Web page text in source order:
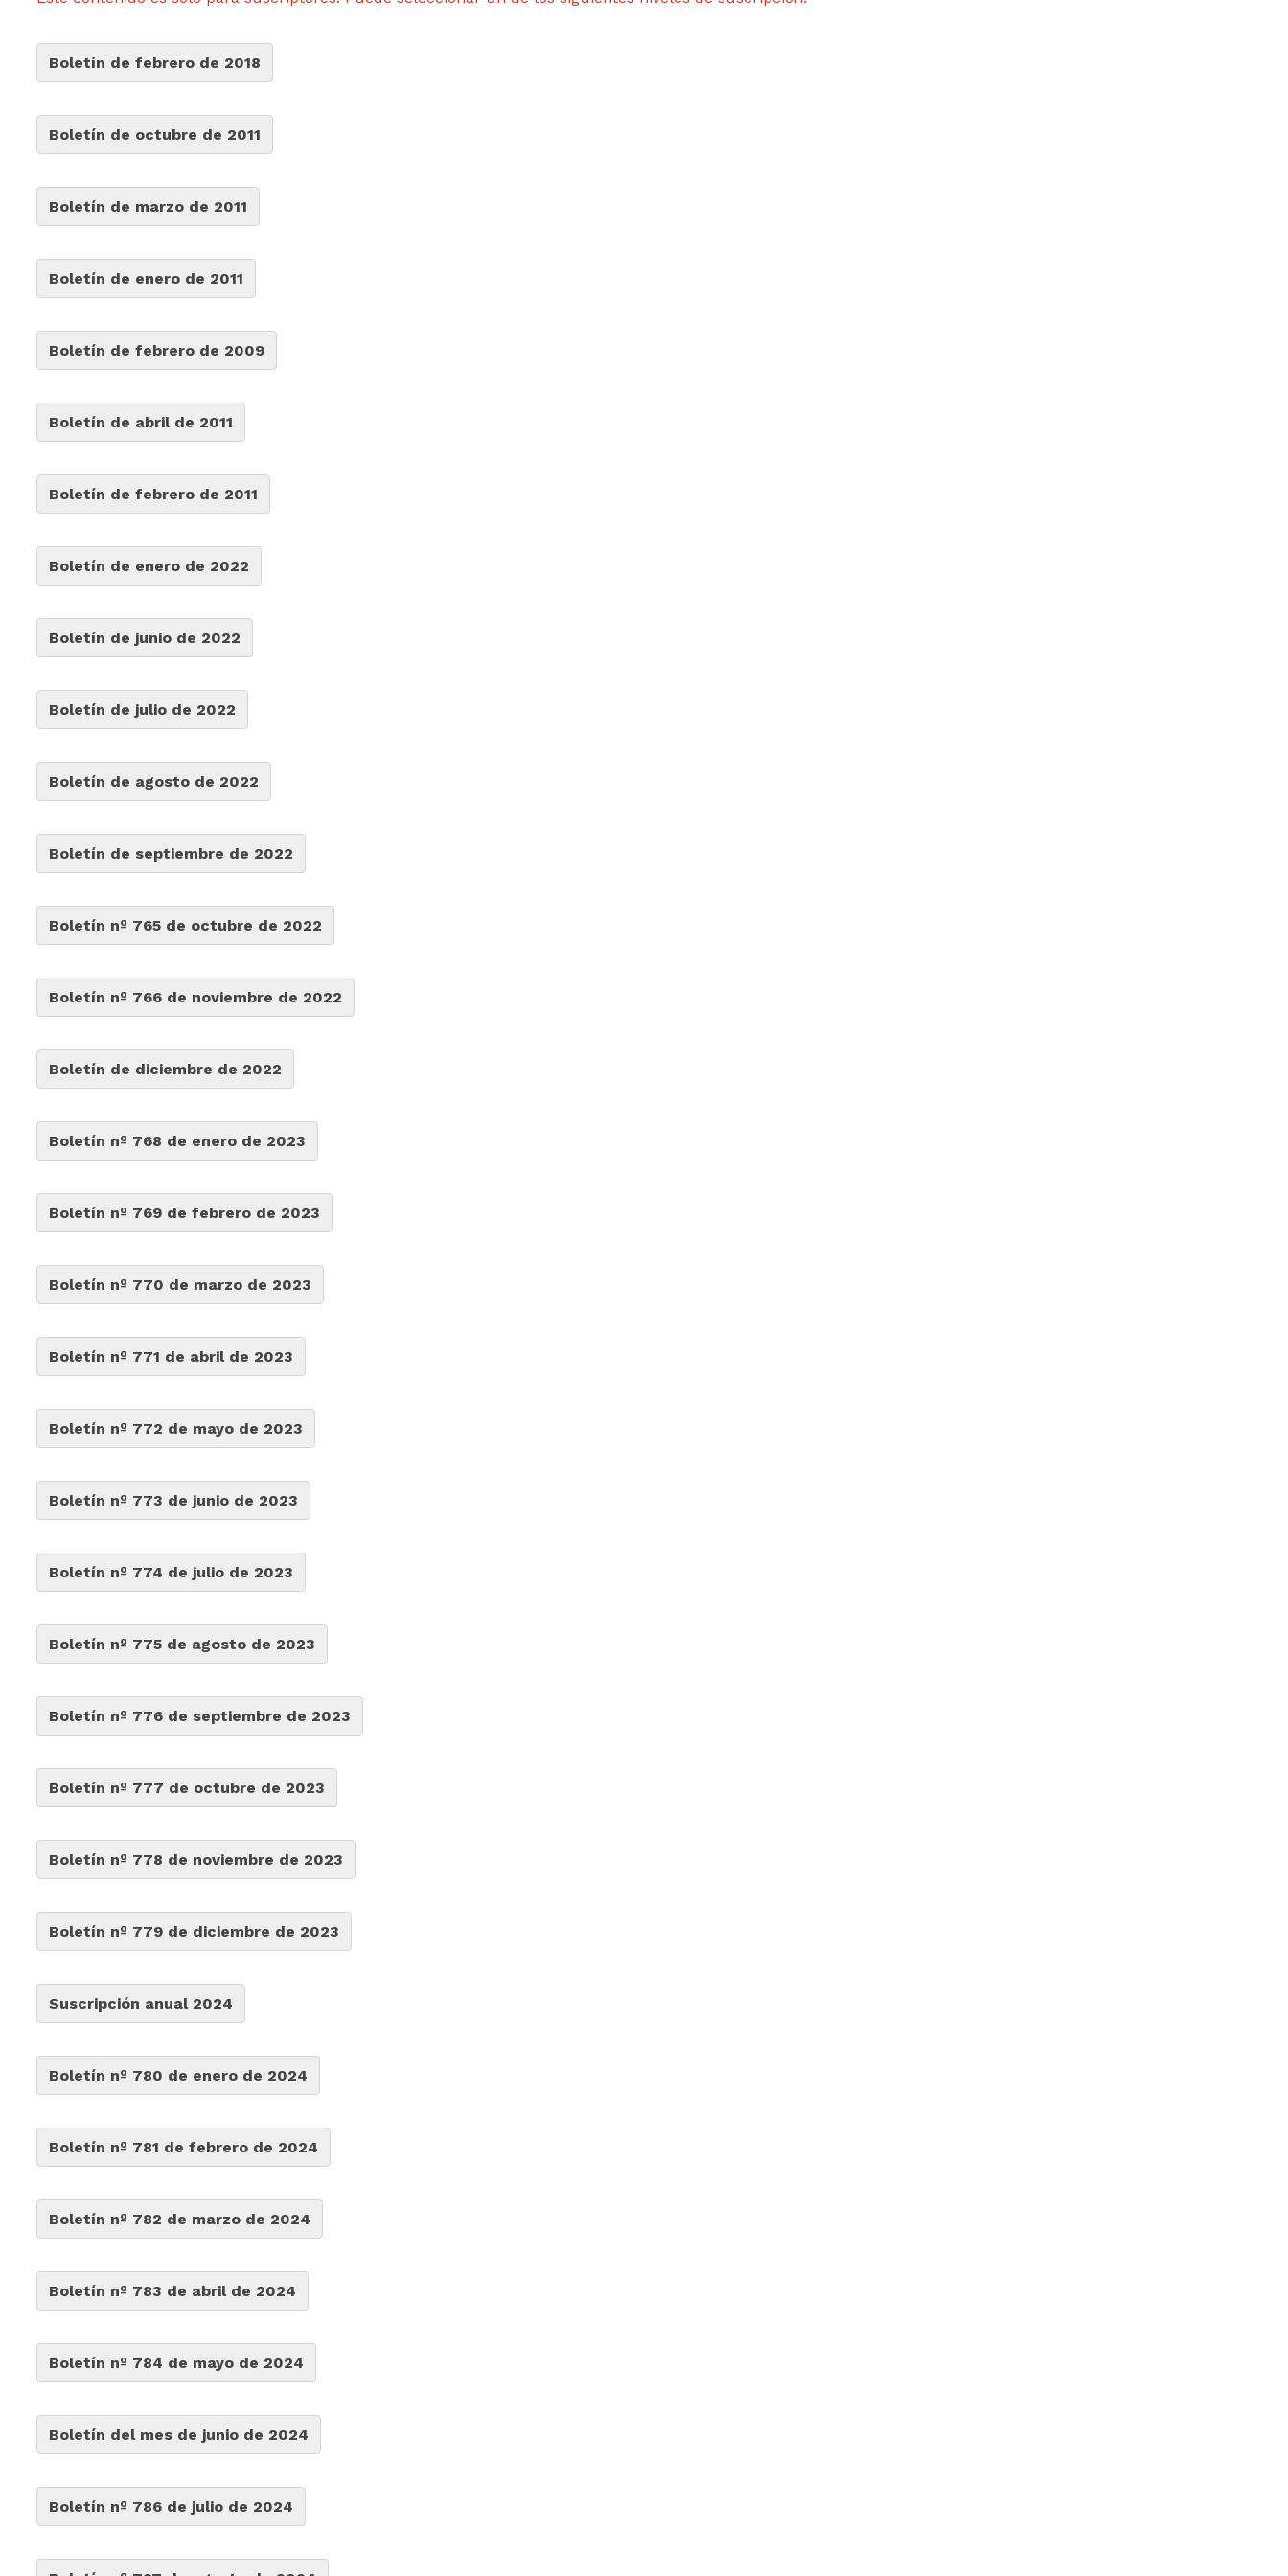
Boletín de febrero de 2018
Boletín de octubre de 2011
Boletín de marzo de 2011
Boletín de enero de 2011
Boletín de febrero de 2009
Boletín de abril de 2011
Boletín de febrero de 2011
Boletín de enero de 2022
Boletín de junio de 2022
Boletín de julio de 2022
Boletín de agosto de 2022
Boletín de septiembre de 2022
Boletín nº 765 de octubre de 2022
Boletín nº 766 de noviembre de 2022
Boletín de diciembre de 2022
Boletín nº 768 de enero de 2023
Boletín nº 769 de febrero de 2023
Boletín nº 770 de marzo de 2023
Boletín nº 771 de abril de 2023
Boletín nº 772 de mayo de 2023
Boletín nº 773 de junio de 2023
Boletín nº 774 de julio de 2023
Boletín nº 775 de agosto de 2023
Boletín nº 776 de septiembre de 2023
Boletín nº 777 de octubre de 2023
Boletín nº 778 de noviembre de 2023
Boletín nº 779 de diciembre de 2023
Suscripción anual 2024
Boletín nº 780 de enero de 2024
Boletín nº 781 de febrero de 2024
Boletín nº 782 de marzo de 2024
Boletín nº 783 de abril de 2024
Boletín nº 784 de mayo de 2024
Boletín del mes de junio de 2024
Boletín nº 786 de julio de 2024